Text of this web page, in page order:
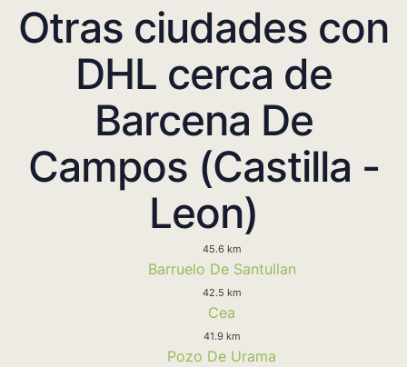
Otras ciudades con
DHL cerca de
Barcena De
Campos (Castilla -
Leon)
45.6 km
Barruelo De Santullan
42.5 km
Cea
41.9 km
Pozo De Urama